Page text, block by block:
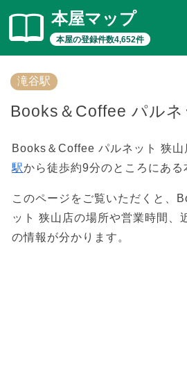
本屋マップ
本屋の登録件数4,652件
滝谷駅
Books＆Coffee パルネ
Books＆Coffee パルネット 狭山
駅から徒歩約9分のところにある
このページをご覧いただくと、
ット 狭山店の場所や営業時間、
の情報が分かります。